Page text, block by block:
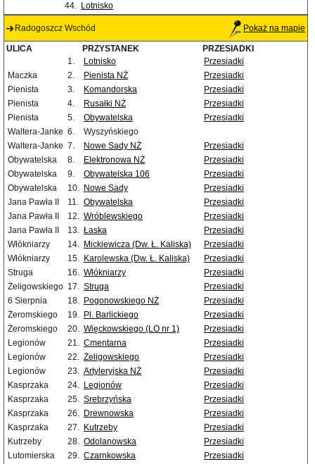
44. Lotnisko
Radogoszcz Wschód Pokaż na mapie
ULICA PRZYSTANEK
PRZESIADKI
1.
Lotnisko
Przesiadki
Maczka
2. Pienista NŻ
Przesiadki
Pienista
3. Komandorska
Przesiadki
Pienista
4. Rusałki NŻ
Przesiadki
Pienista
5. Obywatelska
Przesiadki
Waltera-Janke 6.
Wyszyńskiego
Waltera-Janke 7. Nowe Sady NŻ
Przesiadki
Obywatelska
8. Elektronowa NŻ
Przesiadki
Obywatelska
9. Obywatelska 106
Przesiadki
Obywatelska
10. Nowe Sady
Przesiadki
Jana Pawła II
11. Obywatelska
Przesiadki
Jana Pawła II
12. Wróblewskiego
Przesiadki
Jana Pawła II
13. Łaska
Przesiadki
Włókniarzy
14. Mickiewicza (Dw. Ł. Kaliska)
Przesiadki
Włókniarzy
15. Karolewska (Dw. Ł. Kaliska)
Przesiadki
Struga
16. Włókniarzy
Przesiadki
Żeligowskiego 17. Struga
Przesiadki
6 Sierpnia
18. Pogonowskiego NŻ
Przesiadki
Żeromskiego
19. Pl. Barlickiego
Przesiadki
Żeromskiego
20. Więckowskiego (LO nr 1)
Przesiadki
Legionów
21. Cmentarna
Przesiadki
Legionów
22. Żeligowskiego
Przesiadki
Legionów
23. Artyleryjska NŻ
Przesiadki
Kasprzaka
24. Legionów
Przesiadki
Kasprzaka
25. Srebrzyńska
Przesiadki
Kasprzaka
26. Drewnowska
Przesiadki
Kasprzaka
27. Kutrzeby
Przesiadki
Kutrzeby
28. Odolanowska
Przesiadki
Lutomierska
29. Czarnkowska Przesiadki